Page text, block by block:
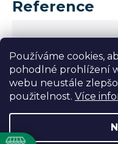
Používáme cookies,
pohodlné prohlížení
webu neustále
použitelnost. Více
Reference